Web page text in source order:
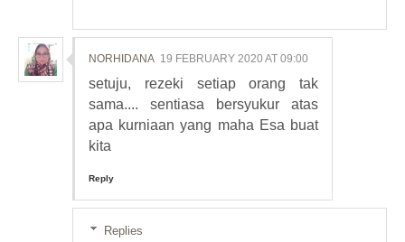
NORHIDANA 19 FEBRUARY 2020 AT 09:00
setuju, rezeki setiap orang tak
sama.... sentiasa bersyukur atas
apa kurniaan yang maha Esa buat
kita
Reply
Replies